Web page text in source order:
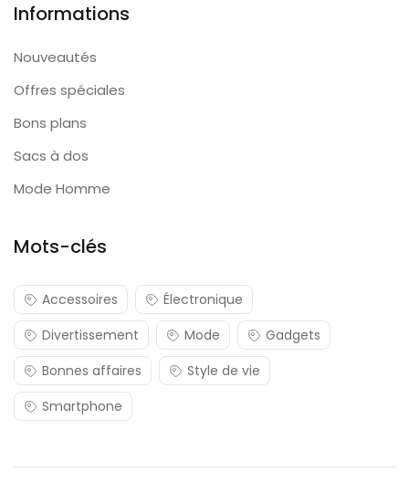
Informations
Nouveautés
Offres spéciales
Bons plans
Sacs à dos
Mode Homme
Mots-clés
Accessoires
Électronique
Divertissement
Mode
Gadgets
Bonnes affaires
Style de vie
Smartphone